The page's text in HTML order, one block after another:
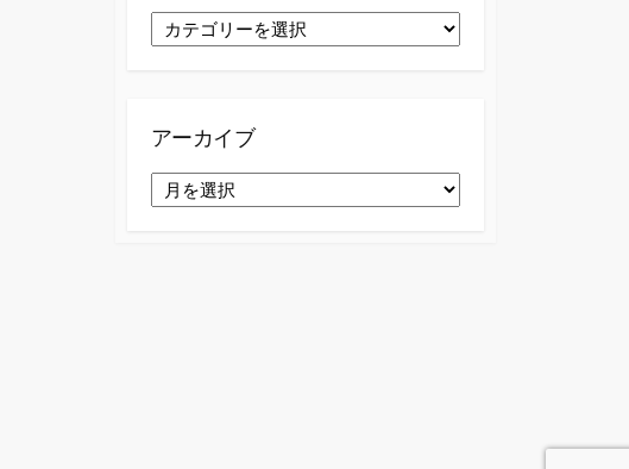
カ
テ
アーカイブ
ー